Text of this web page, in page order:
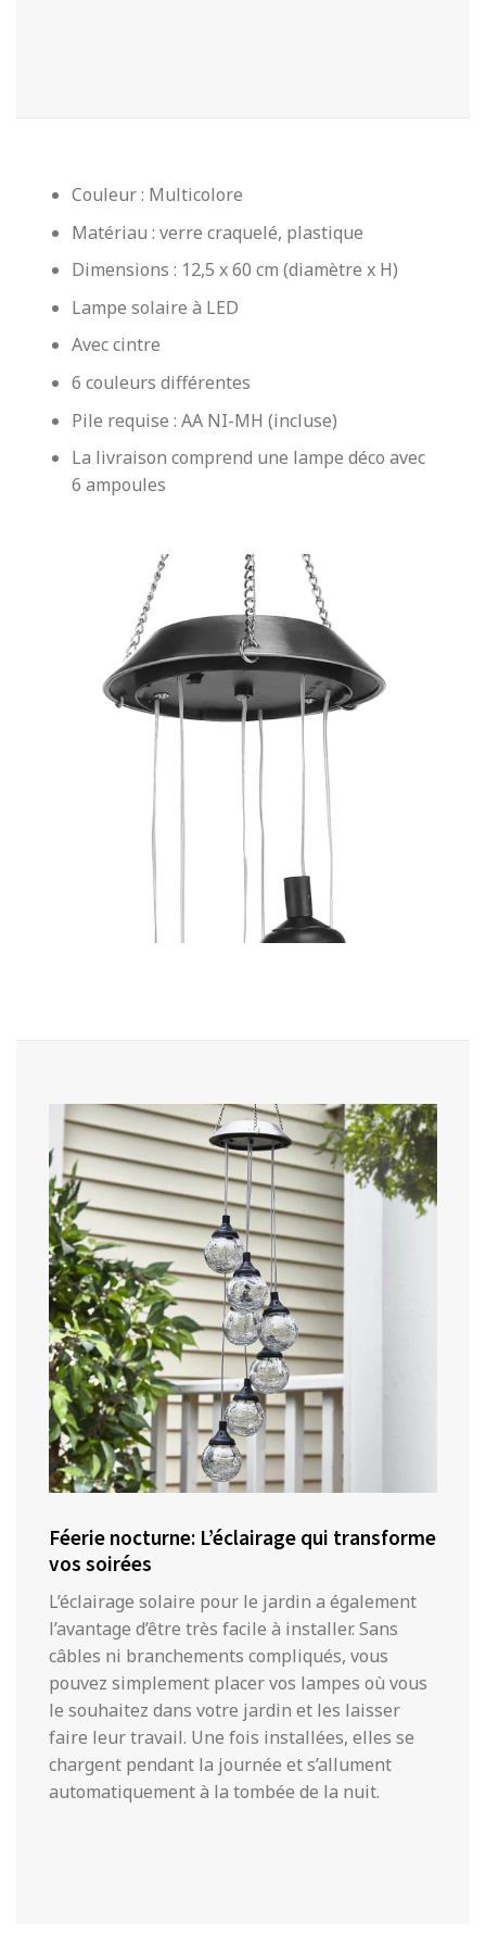
Couleur : Multicolore
Matériau : verre craquelé, plastique
Dimensions : 12,5 x 60 cm (diamètre x H)
Lampe solaire à LED
Avec cintre
6 couleurs différentes
Pile requise : AA NI-MH (incluse)
La livraison comprend une lampe déco avec
6 ampoules
Féerie nocturne: L’éclairage qui transforme
vos soirées
L’éclairage solaire pour le jardin a également
l’avantage d’être très facile à installer. Sans
câbles ni branchements compliqués, vous
pouvez simplement placer vos lampes où vous
le souhaitez dans votre jardin et les laisser
faire leur travail. Une fois installées, elles se
chargent pendant la journée et s’allument
automatiquement à la tombée de la nuit.